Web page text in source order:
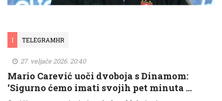
I TELEGRAMHR
27. veljače 2026. 20:40
Mario Carević uoči dvoboja s Dinamom:
‘Sigurno ćemo imati svojih pet minuta …